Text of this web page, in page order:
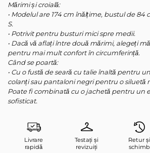
Mărimi și croială:
• Modelul are 174 cm înălțime, bustul de 84
S.
• Potrivit pentru busturi mici spre medii.
• Dacă vă aflați între două mărimi, alegeți
pentru mai mult confort în circumferință.
Când se poartă:
• Cu o fustă de seară cu talie înaltă pentru
colanți sau pantaloni negri pentru o siluetă
Poate fi combinată cu o jachetă pentru un
sofisticat.
Livrare
rapidă
Testați și
revizuiți
Retur și
schimb